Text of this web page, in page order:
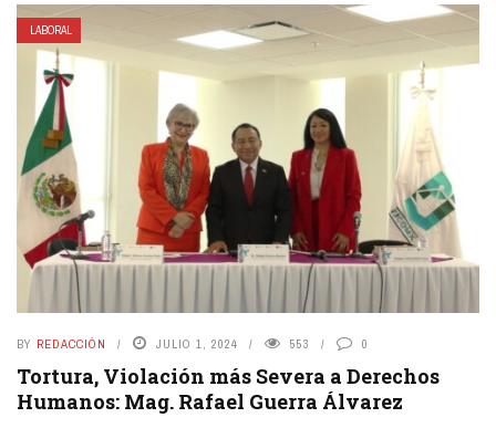
LABORAL
BY REDACCIÓN JULIO 1, 2024 553 0
Tortura, Violación más Severa a Derechos
Humanos: Mag. Rafael Guerra Álvarez